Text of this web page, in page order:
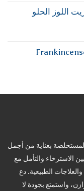
بعناية من أجمل
الاسترخاء والتأمل مع
الطبيعية. دع
واستمتع بجودة لا